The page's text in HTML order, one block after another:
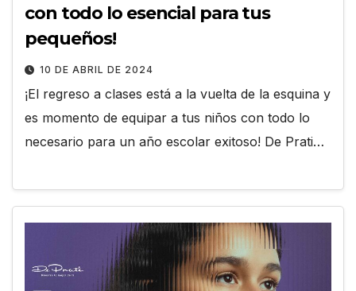
con todo lo esencial para tus
pequeños!
10 DE ABRIL DE 2024
¡El regreso a clases está a la vuelta de la esquina y
es momento de equipar a tus niños con todo lo
necesario para un año escolar exitoso! De Prati…